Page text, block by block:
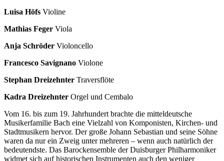
Luisa Höfs Violine
Mathias Feger Viola
Anja Schröder Violoncello
Francesco Savignano Violone
Stephan Dreizehnter Traversflöte
Kadra Dreizehnter Orgel und Cembalo
Vom 16. bis zum 19. Jahrhundert brachte die mitteldeutsche
Musikerfamilie Bach eine Vielzahl von Komponisten, Kirchen- und
Stadtmusikern hervor. Der große Johann Sebastian und seine Söhne
waren da nur ein Zweig unter mehreren – wenn auch natürlich der
bedeutendste. Das Barockensemble der Duisburger Philharmoniker
widmet sich auf historischen Instrumenten auch den weniger